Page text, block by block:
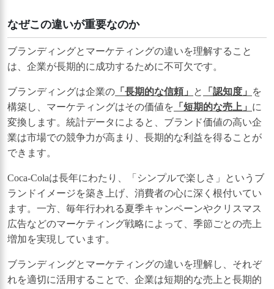
なぜこの違いが重要なのか
ブランディングとマーケティングの違いを理解すること
は、企業が長期的に成功するために不可欠です。
ブランディングは企業の 「長期的な信頼」 と 「認知度」
を
構築し、マーケティングはその価値を 「短期的な売上」 に
変換します。統計データによると、ブランド価値の高い企
業は市場での競争力が高まり、長期的な利益を得ることが
できます。
Coca-Colaは長年にわたり、「シンプルで楽しさ」というブ
ランドイメージを築き上げ、消費者の心に深く根付いてい
ます。一方、毎年行われる夏季キャンペーンやクリスマス
広告などのマーケティング戦略によって、季節ごとの売上
増加を実現しています。
ブランディングとマーケティングの違いを理解し、それぞ
れを適切に活用することで、企業は短期的な売上と長期的